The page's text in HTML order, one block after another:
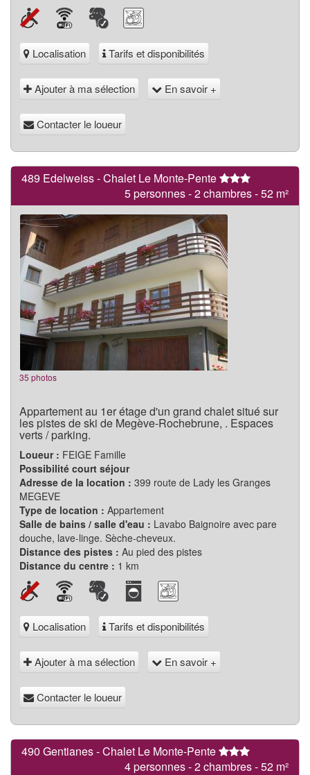
Localisation Tarifs et disponibilités
Ajouter à ma sélection En savoir +
Contacter le loueur
489 Edelweiss - Chalet Le Monte-Pente
5 personnes - 2 chambres - 52 m²
35 photos
Appartement au 1er étage d'un grand chalet situé sur
les pistes de ski de Megève-Rochebrune, . Espaces
verts / parking.
Loueur : FEIGE Famille
Possibilité court séjour
Adresse de la location : 399 route de Lady les Granges
MEGEVE
Type de location : Appartement
Salle de bains / salle d'eau : Lavabo Baignoire avec pare
douche, lave-linge. Sèche-cheveux.
Distance des pistes : Au pied des pistes
Distance du centre : 1 km
Localisation Tarifs et disponibilités
Ajouter à ma sélection En savoir +
Contacter le loueur
490 Gentianes - Chalet Le Monte-Pente
4 personnes - 2 chambres - 52 m²